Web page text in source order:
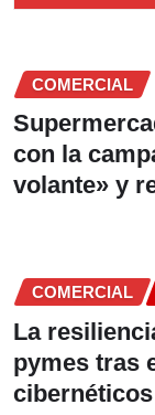
COMERCIAL
con la
volante» y
COMERCIAL
La
pymes tras
cibernéticos